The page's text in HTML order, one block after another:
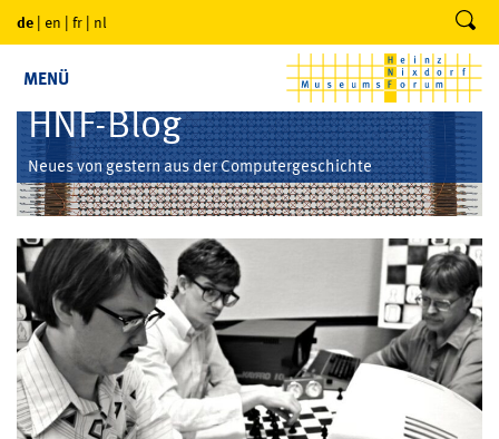
de | en | fr | nl
MENÜ
HNF-Blog
Neues von gestern aus der Computergeschichte